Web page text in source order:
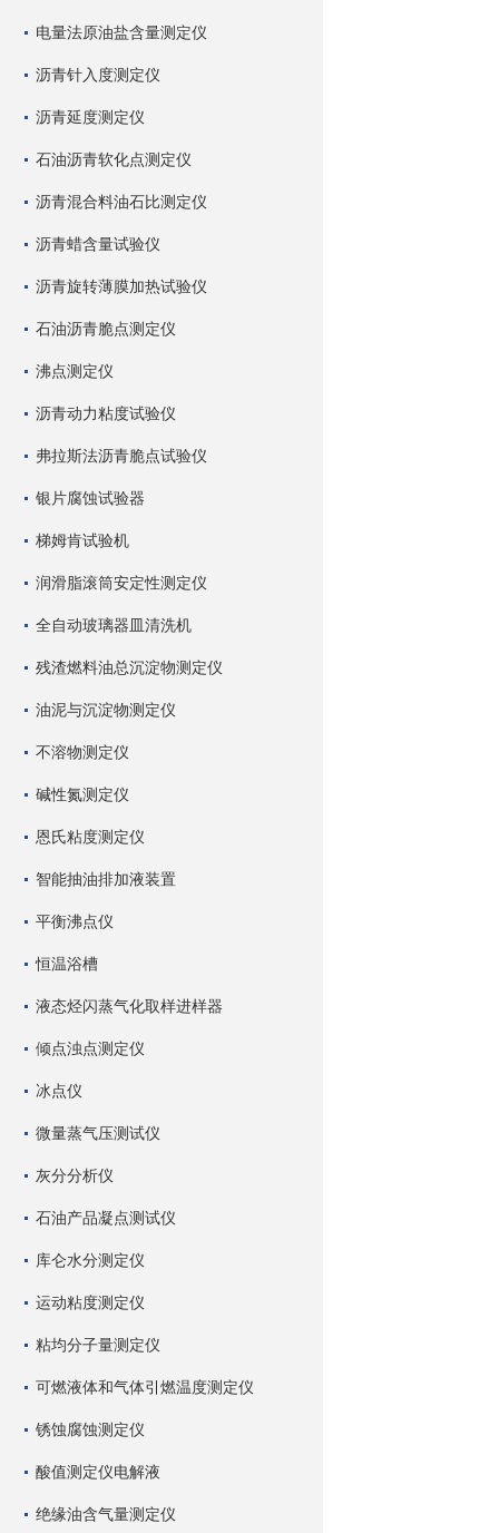
电量法原油盐含量测定仪
沥青针入度测定仪
沥青延度测定仪
石油沥青软化点测定仪
沥青混合料油石比测定仪
沥青蜡含量试验仪
沥青旋转薄膜加热试验仪
石油沥青脆点测定仪
沸点测定仪
沥青动力粘度试验仪
弗拉斯法沥青脆点试验仪
银片腐蚀试验器
梯姆肯试验机
润滑脂滚筒安定性测定仪
全自动玻璃器皿清洗机
残渣燃料油总沉淀物测定仪
油泥与沉淀物测定仪
不溶物测定仪
碱性氮测定仪
恩氏粘度测定仪
智能抽油排加液装置
平衡沸点仪
恒温浴槽
液态烃闪蒸气化取样进样器
倾点浊点测定仪
冰点仪
微量蒸气压测试仪
灰分分析仪
石油产品凝点测试仪
库仑水分测定仪
运动粘度测定仪
粘均分子量测定仪
可燃液体和气体引燃温度测定仪
锈蚀腐蚀测定仪
酸值测定仪电解液
绝缘油含气量测定仪